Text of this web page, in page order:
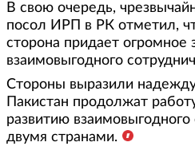
В свою очередь,
посол ИРП в РК отметил,
сторона придает огромное
взаимовыгодного
Стороны выразили
Пакистан продолжат
развитию
двумя странами.